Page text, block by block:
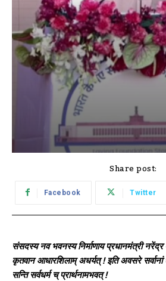
Share post:
Facebook Twitter
संसदस्य नव भवनस्य निर्माणाय प्रधानमंत्री
कृतवान आधारशिलाम् अधर्यत् ! इति अवसरे सर्वानां
सन्ति सर्वधर्म च् प्रार्थनामभवत् !